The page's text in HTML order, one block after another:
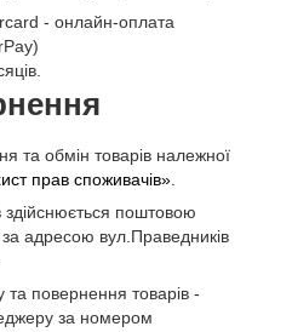
- онлайн-оплата
та обмін товарів належної
прав споживачів»
поштовою
адресою вул.Праведників
повернення товарів -
за номером